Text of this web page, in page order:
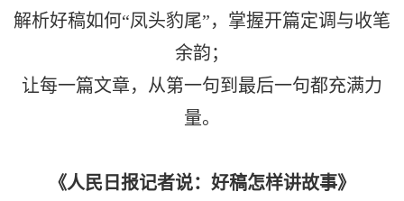
解析好稿如何“凤头豹尾”，掌握开篇定调与收笔
余韵；
让每一篇文章，从第一句到最后一句都充满力
量。
《人民日报记者说：好稿怎样讲故事》